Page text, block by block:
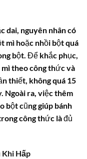
dai, nguyên nhân có
mì hoặc nhồi bột quá
bột. Để khắc phục,
theo công thức và
thiết, không quá 15
Ngoài ra, việc thêm
bột cũng giúp bánh
công thức là đủ
Khi Hấp